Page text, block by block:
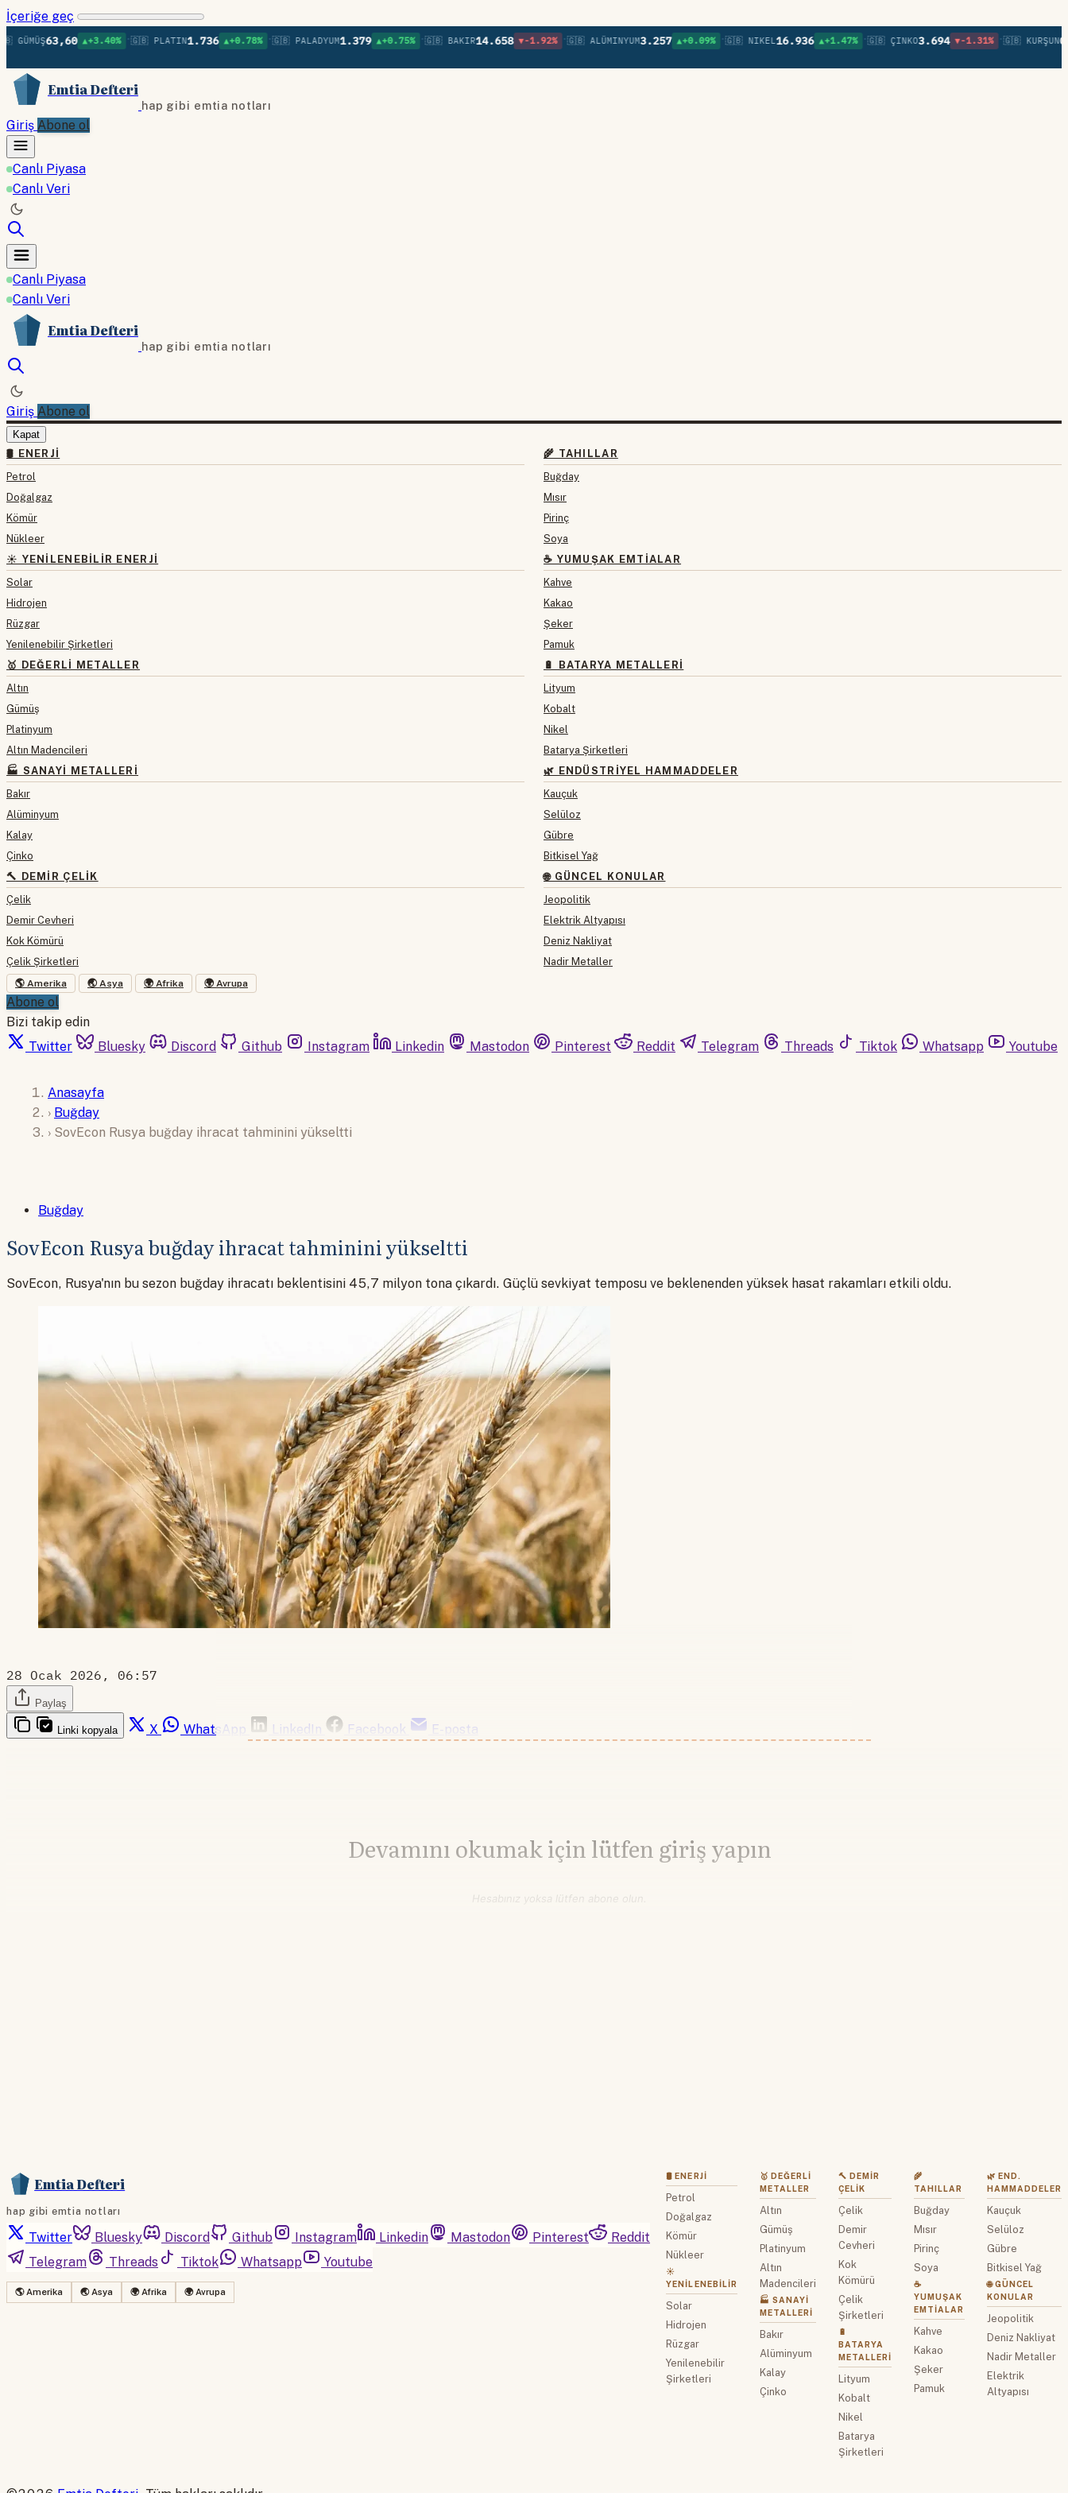
İçeriğe geç
63,60 ▲+3.40% •🇬🇧 PLATIN1.736 ▲+0.78% •🇬🇧 PALADYUM1.379 ▲+0.75% •🇬🇧 BAKIR14.658 ▼-1.92% •🇬🇧 ALÜMINYUM3.257 ▲+0.09% •🇬🇧 NIKEL16.936 ▲+1.47% •🇬🇧 ÇINKO3.694 ▼-1.31% •🇬🇧 KURŞUN0,85
Emtia Defteri
hap gibi emtia notları
Giriş Abone ol
Canlı Piyasa
Canlı Veri
Canlı Piyasa
Canlı Veri
Emtia Defteri
hap gibi emtia notları
Giriş Abone ol
Kapat
🛢 ENERJI
Petrol
Doğalgaz
Kömür
Nükleer
☀️ YENILENEBILIR ENERJI
Solar
Hidrojen
Rüzgar
Yenilenebilir Şirketleri
🥇 DEĞERLI METALLER
Altın
Gümüş
Platinyum
Altın Madencileri
🏭 SANAYI METALLERI
Bakır
Alüminyum
Kalay
Çinko
🔨 DEMIR ÇELIK
Çelik
Demir Cevheri
Kok Kömürü
Çelik Şirketleri
🌾 TAHILLAR
Buğday
Mısır
Pirinç
Soya
☕ YUMUŞAK EMTIALAR
Kahve
Kakao
Şeker
Pamuk
🔋 BATARYA METALLERI
Lityum
Kobalt
Nikel
Batarya Şirketleri
🌿 ENDÜSTRIYEL HAMMADDELER
Kauçuk
Selüloz
Gübre
Bitkisel Yağ
🌐 GÜNCEL KONULAR
Jeopolitik
Elektrik Altyapısı
Deniz Nakliyat
Nadir Metaller
🌎 Amerika 🌏 Asya 🌍 Afrika 🌍 Avrupa
Abone ol
Bizi takip edin
Twitter
Bluesky Discord Github Instagram Linkedin Mastodon Pinterest Reddit Telegram Threads Tiktok Whatsapp Youtube
Anasayfa
› Buğday
› SovEcon Rusya buğday ihracat tahminini yükseltti
Buğday
SovEcon Rusya buğday ihracat tahminini yükseltti
SovEcon, Rusya'nın bu sezon buğday ihracatı beklentisini 45,7 milyon tona çıkardı. Güçlü sevkiyat temposu ve beklenenden yüksek hasat rakamları etkili oldu.
28 Ocak 2026, 06:57
Paylaş
Linki kopyala X WhatsApp LinkedIn Facebook E-posta
Devamını okumak için lütfen giriş yapın
Hesabınız yoksa lütfen abone olun.
Emtia Defteri
hap gibi emtia notları
Twitter Bluesky Discord Github Instagram Linkedin Mastodon Pinterest
Reddit
Telegram
Threads Tiktok Whatsapp Youtube
🌎 Amerika 🌏 Asya 🌍 Afrika 🌍 Avrupa
🛢 ENERJI
Petrol
Doğalgaz
Kömür
Nükleer
☀️
YENILENEBILIR
Solar
Hidrojen
Rüzgar
Yenilenebilir
Şirketleri
🥇 DEĞERLI
METALLER
Altın
Gümüş
Platinyum
Altın
Madencileri
🏭 SANAYI
METALLERI
Bakır
Alüminyum
Kalay
Çinko
🔨 DEMIR
ÇELIK
Çelik
Demir
Cevheri
Kok
Kömürü
Çelik
Şirketleri
🔋
BATARYA
METALLERI
Lityum
Kobalt
Nikel
Batarya
Şirketleri
🌾
TAHILLAR
Buğday
Mısır
Pirinç
Soya
☕
YUMUŞAK
EMTIALAR
Kahve
Kakao
Şeker
Pamuk
🌿 END.
HAMMADDELER
Kauçuk
Selüloz
Gübre
Bitkisel Yağ
🌐 GÜNCEL
KONULAR
Jeopolitik
Deniz Nakliyat
Nadir Metaller
Elektrik
Altyapısı